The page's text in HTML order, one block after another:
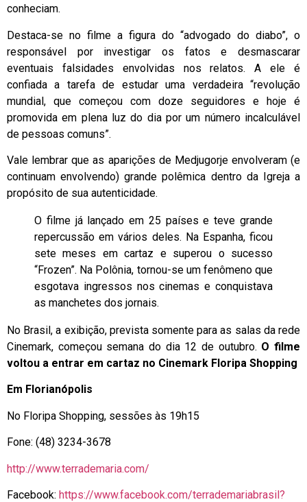
conheciam.
Destaca-se no filme a figura do “advogado do diabo”, o
responsável por investigar os fatos e desmascarar
eventuais falsidades envolvidas nos relatos. A ele é
confiada a tarefa de estudar uma verdadeira “revolução
mundial, que começou com doze seguidores e hoje é
promovida em plena luz do dia por um número incalculável
de pessoas comuns”.
Vale lembrar que as aparições de Medjugorje envolveram (e
continuam envolvendo) grande polêmica dentro da Igreja a
propósito de sua autenticidade.
O filme já lançado em 25 países e teve grande
repercussão em vários deles. Na Espanha, ficou
sete meses em cartaz e superou o sucesso
“Frozen”. Na Polônia, tornou-se um fenômeno que
esgotava ingressos nos cinemas e conquistava
as manchetes dos jornais.
No Brasil, a exibição, prevista somente para as salas da rede
Cinemark, começou semana do dia 12 de outubro. O filme
voltou a entrar em cartaz no Cinemark Floripa Shopping
Em Florianópolis
No Floripa Shopping, sessões às 19h15
Fone: (48) 3234-3678
http://www.terrademaria.com/
Facebook: https://www.facebook.com/terrademariabrasil?